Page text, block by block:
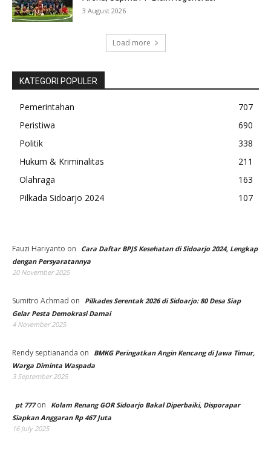
3 August 2026
Load more
KATEGORI POPULER
Pemerintahan
707
Peristiwa
690
Politik
338
Hukum & Kriminalitas
211
Olahraga
163
Pilkada Sidoarjo 2024
107
Fauzi Hariyanto on
Cara Daftar BPJS Kesehatan di Sidoarjo 2024, Lengkap
dengan Persyaratannya
20 November 2025
Sumitro Achmad on
Pilkades Serentak 2026 di Sidoarjo: 80 Desa Siap
Gelar Pesta Demokrasi Damai
4 November 2025
Rendy septiananda on
BMKG Peringatkan Angin Kencang di Jawa Timur,
Warga Diminta Waspada
3 September 2025
pt 777on
Kolam Renang GOR Sidoarjo Bakal Diperbaiki, Disporapar
Siapkan Anggaran Rp 467 Juta
16 July 2025